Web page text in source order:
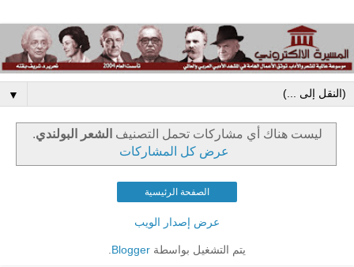
▼
‏ليست هناك أي مشاركات تحمل التصنيف الشعر البولندي.
عرض كل المشاركات
الصفحة الرئيسية
عرض إصدار الويب
يتم التشغيل بواسطة Blogger
.